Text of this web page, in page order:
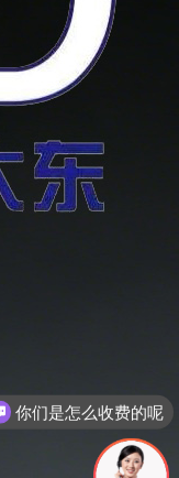
现在有优惠活动吗